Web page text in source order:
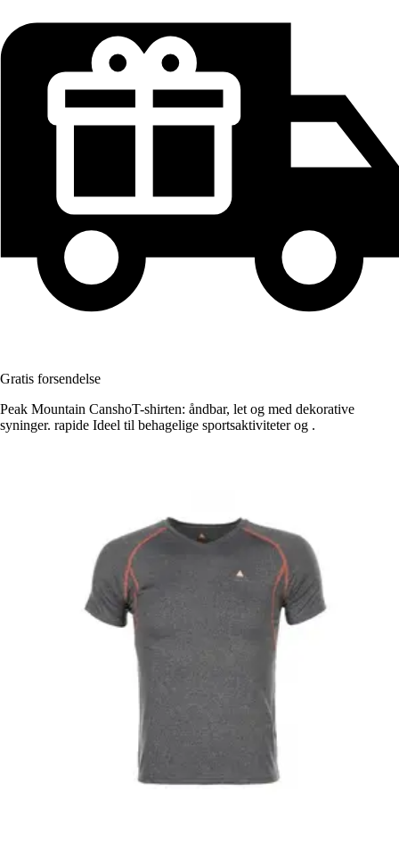
Gratis forsendelse
Peak Mountain CanshoT-shirten: åndbar, let og med dekorative
syninger. rapide Ideel til behagelige sportsaktiviteter og .